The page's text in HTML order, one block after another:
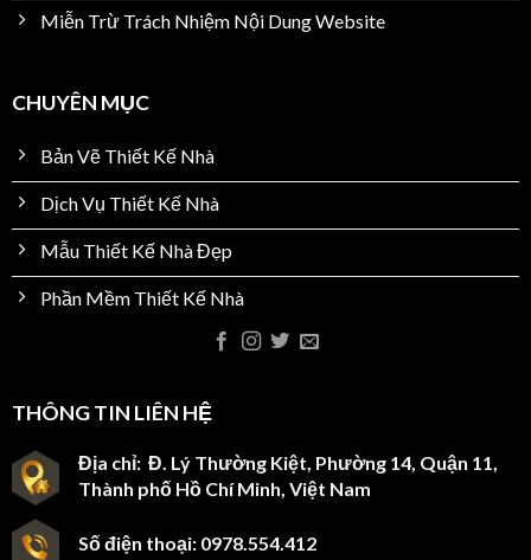
Miễn Trừ Trách Nhiệm Nội Dung Website
CHUYÊN MỤC
Bản Vẽ Thiết Kế Nhà
Dịch Vụ Thiết Kế Nhà
Mẫu Thiết Kế Nhà Đẹp
Phần Mềm Thiết Kế Nhà
THÔNG TIN LIÊN HỆ
Địa chỉ: Đ. Lý Thường Kiệt, Phường 14, Quận 11,
Thành phố Hồ Chí Minh, Việt Nam
Số điện thoại: 0978.554.412